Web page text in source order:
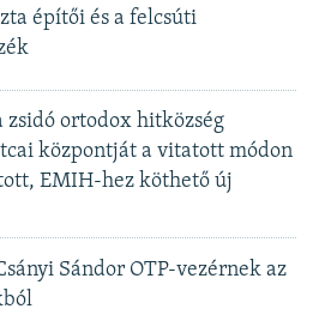
építői és a felcsúti
zsidó ortodox hitközség
központját a vitatott módon
EMIH-hez köthető új
Sándor OTP-vezérnek az